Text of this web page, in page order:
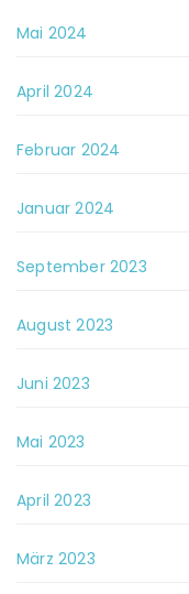
Mai 2024
April 2024
Februar 2024
Januar 2024
September 2023
August 2023
Juni 2023
Mai 2023
April 2023
März 2023